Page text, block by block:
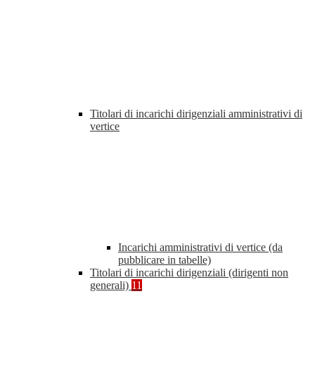
Titolari di incarichi dirigenziali amministrativi di
vertice
Incarichi amministrativi di vertice (da
pubblicare in tabelle)
Titolari di incarichi dirigenziali (dirigenti non
generali) 11